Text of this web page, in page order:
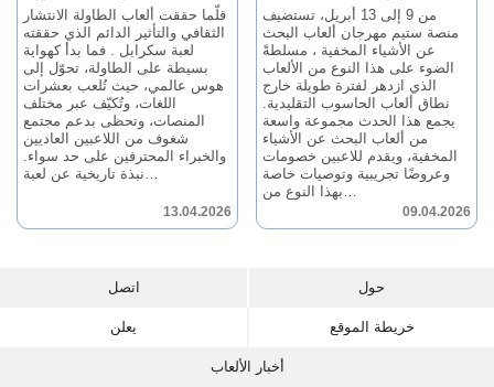
ظاهرة عالمية
قلّما حققت ألعاب الطاولة الانتشار
الثقافي والتأثير الدائم الذي حققته
لعبة سكرابل . فما بدأ كهواية
بسيطة على الطاولة، تحوّل إلى
هوس عالمي، حيث تُلعب بعشرات
اللغات، وتُكيّف عبر مختلف
المنصات، وتحظى بدعم مجتمع
شغوف من اللاعبين العاديين
والخبراء المحترفين على حد سواء.
نبذة تاريخية عن لعبة…
13.04.2026
من 9 إلى 13 أبريل، تستضيف
منصة ستيم مهرجان ألعاب البحث
عن الأشياء المخفية ، مسلطةً
الضوء على هذا النوع من الألعاب
الذي ازدهر لفترة طويلة خارج
نطاق ألعاب الحاسوب التقليدية.
يجمع هذا الحدث مجموعة واسعة
من ألعاب البحث عن الأشياء
المخفية، ويقدم للاعبين خصومات
وعروضًا تجريبية وتوصيات خاصة
بهذا النوع من…
09.04.2026
اتصل حول
يعلن خريطة الموقع
أخبار الألعاب